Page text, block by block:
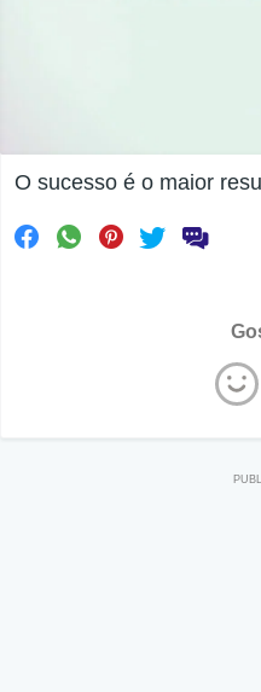
O sucesso é o maior